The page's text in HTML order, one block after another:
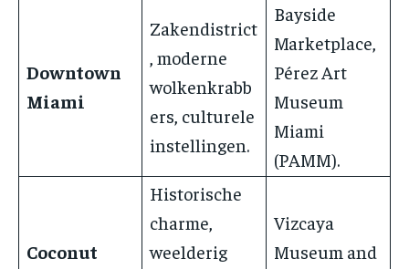
Downtown
Miami
Zakendistrict
, moderne
wolkenkrabb
ers, culturele
instellingen.
Bayside
Marketplace,
Pérez Art
Museum
Miami
(PAMM).
Coconut
Historische
charme,
weelderig
Vizcaya
Museum and